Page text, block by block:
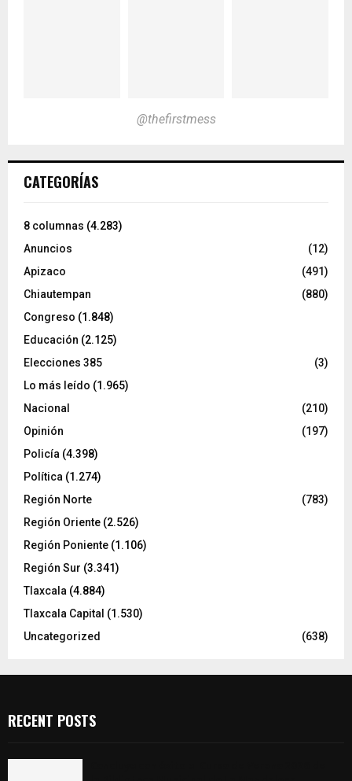
@thefirstmess
CATEGORÍAS
8 columnas (4.283)
Anuncios
(12)
Apizaco
(491)
Chiautempan
(880)
Congreso (1.848)
Educación (2.125)
Elecciones 385
(3)
Lo más leído (1.965)
Nacional
(210)
Opinión
(197)
Policía (4.398)
Política (1.274)
Región Norte
(783)
Región Oriente (2.526)
Región Poniente (1.106)
Región Sur (3.341)
Tlaxcala (4.884)
Tlaxcala Capital (1.530)
Uncategorized
(638)
RECENT POSTS